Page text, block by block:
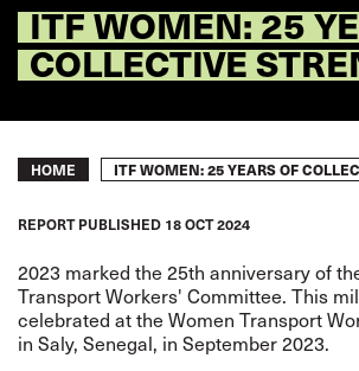
ITF WOMEN: 25
COLLECTIVE
Breadcrumb
HOME ITF WOMEN: 25 YEARS OF
REPORT PUBLISHED 18 OCT 2024
2023 marked the 25th anniversary of
Transport Workers' Committee. This
celebrated at the Women Transport
in Saly, Senegal, in September 2023.